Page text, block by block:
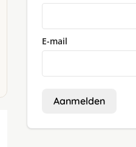
E-mail
Aanmelden